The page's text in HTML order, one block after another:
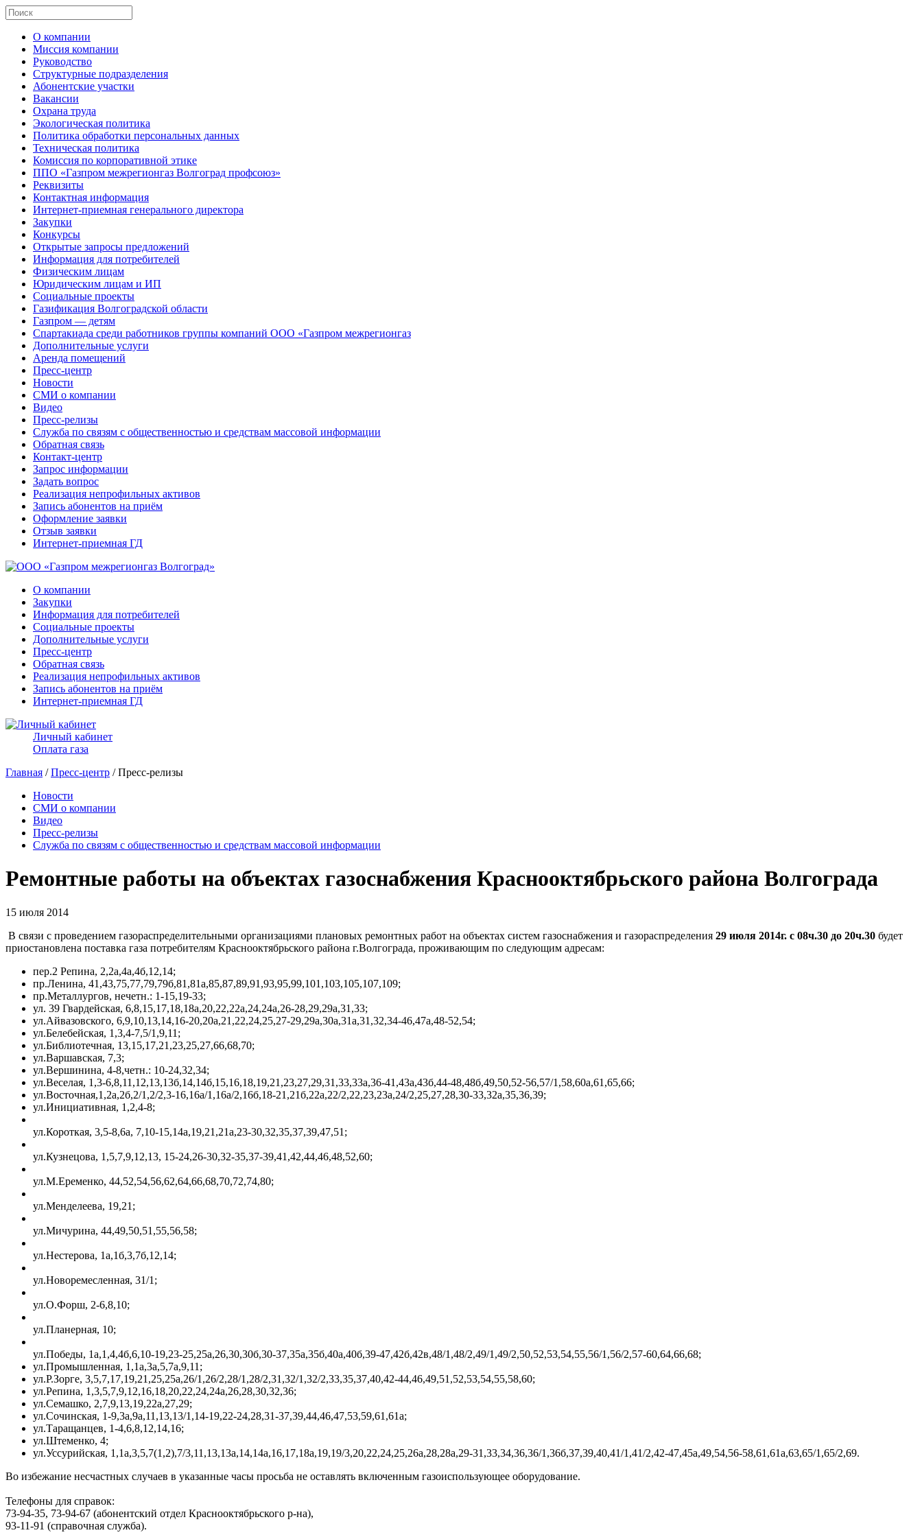
О компании
Миссия компании
Руководство
Структурные подразделения
Абонентские участки
Вакансии
Охрана труда
Экологическая политика
Политика обработки персональных данных
Техническая политика
Комиссия по корпоративной этике
ППО «Газпром межрегионгаз Волгоград профсоюз»
Реквизиты
Контактная информация
Интернет-приемная генерального директора
Закупки
Конкурсы
Открытые запросы предложений
Информация для потребителей
Физическим лицам
Юридическим лицам и ИП
Социальные проекты
Газификация Волгоградской области
Газпром — детям
Спартакиада среди работников группы компаний ООО «Газпром межрегионгаз
Дополнительные услуги
Аренда помещений
Пресс-центр
Новости
СМИ о компании
Видео
Пресс-релизы
Служба по связям с общественностью и средствам массовой информации
Обратная связь
Контакт-центр
Запрос информации
Задать вопрос
Реализация непрофильных активов
Запись абонентов на приём
Оформление заявки
Отзыв заявки
Интернет-приемная ГД
О компании
Закупки
Информация для потребителей
Социальные проекты
Дополнительные услуги
Пресс-центр
Обратная связь
Реализация непрофильных активов
Запись абонентов на приём
Интернет-приемная ГД
Личный кабинет
Оплата газа
Главная /Пресс-центр / Пресс-релизы
Новости
СМИ о компании
Видео
Пресс-релизы
Служба по связям с общественностью и средствам массовой информации
Ремонтные работы на объектах газоснабжения Краснооктябрьского района Волгограда
15 июля 2014
В связи с проведением газораспределительными организациями плановых ремонтных работ на объектах систем газоснабжения и газораспределения 29 июля 2014г. с 08ч.30 до 20ч.30 будет
приостановлена поставка газа потребителям Краснооктябрьского района г.Волгограда, проживающим по следующим адресам:
пер.2 Репина, 2,2а,4а,4б,12,14;
пр.Ленина, 41,43,75,77,79,79б,81,81а,85,87,89,91,93,95,99,101,103,105,107,109;
пр.Металлургов, нечетн.: 1-15,19-33;
ул. 39 Гвардейская, 6,8,15,17,18,18а,20,22,22а,24,24а,26-28,29,29а,31,33;
ул.Айвазовского, 6,9,10,13,14,16-20,20а,21,22,24,25,27-29,29а,30а,31а,31,32,34-46,47а,48-52,54;
ул.Белебейская, 1,3,4-7,5/1,9,11;
ул.Библиотечная, 13,15,17,21,23,25,27,66,68,70;
ул.Варшавская, 7,3;
ул.Вершинина, 4-8,четн.: 10-24,32,34;
ул.Веселая, 1,3-6,8,11,12,13,13б,14,14б,15,16,18,19,21,23,27,29,31,33,33а,36-41,43а,43б,44-48,48б,49,50,52-56,57/1,58,60а,61,65,66;
ул.Восточная,1,2а,2б,2/1,2/2,3-16,16а/1,16а/2,16б,18-21,21б,22а,22/2,22,23,23а,24/2,25,27,28,30-33,32а,35,36,39;
ул.Инициативная, 1,2,4-8;
ул.Короткая, 3,5-8,6а, 7,10-15,14а,19,21,21а,23-30,32,35,37,39,47,51;
ул.Кузнецова, 1,5,7,9,12,13, 15-24,26-30,32-35,37-39,41,42,44,46,48,52,60;
ул.М.Еременко, 44,52,54,56,62,64,66,68,70,72,74,80;
ул.Менделеева, 19,21;
ул.Мичурина, 44,49,50,51,55,56,58;
ул.Нестерова, 1а,1б,3,7б,12,14;
ул.Новоремесленная, 31/1;
ул.О.Форш, 2-6,8,10;
ул.Планерная, 10;
ул.Победы, 1а,1,4,4б,6,10-19,23-25,25а,26,30,30б,30-37,35а,35б,40а,40б,39-47,42б,42в,48/1,48/2,49/1,49/2,50,52,53,54,55,56/1,56/2,57-60,64,66,68;
ул.Промышленная, 1,1а,3а,5,7а,9,11;
ул.Р.Зорге, 3,5,7,17,19,21,25,25а,26/1,26/2,28/1,28/2,31,32/1,32/2,33,35,37,40,42-44,46,49,51,52,53,54,55,58,60;
ул.Репина, 1,3,5,7,9,12,16,18,20,22,24,24а,26,28,30,32,36;
ул.Семашко, 2,7,9,13,19,22а,27,29;
ул.Сочинская, 1-9,3а,9а,11,13,13/1,14-19,22-24,28,31-37,39,44,46,47,53,59,61,61а;
ул.Таращанцев, 1-4,6,8,12,14,16;
ул.Штеменко, 4;
ул.Уссурийская, 1,1а,3,5,7(1,2),7/3,11,13,13а,14,14а,16,17,18а,19,19/3,20,22,24,25,26а,28,28а,29-31,33,34,36,36/1,36б,37,39,40,41/1,41/2,42-47,45а,49,54,56-58,61,61а,63,65/1,65/2,69.
Во избежание несчастных случаев в указанные часы просьба не оставлять включенным газоиспользующее оборудование.
Телефоны для справок:
73-94-35, 73-94-67 (абонентский отдел Краснооктябрьского р-на),
93-11-91 (справочная служба).